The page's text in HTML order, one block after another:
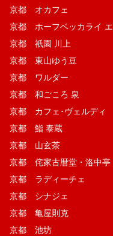
京都 オカフェ
京都 ホーフベッカライ エ
京都 祇園 川上
京都 東山ゆう豆
京都 ワルダー
京都 和ごころ 泉
京都 カフェ･ヴェルディ
京都 鮨 泰蔵
京都 山玄茶
京都 侘家古暦堂・洛中亭
京都 ラディーチェ
京都 シナジェ
京都 亀屋則克
京都 池坊